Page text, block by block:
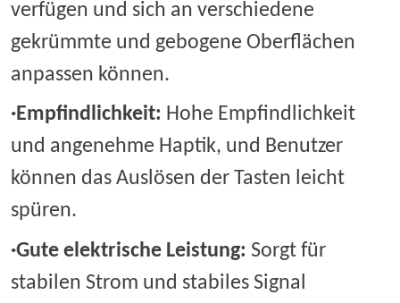
verfügen und sich an verschiedene
gekrümmte und gebogene Oberflächen
anpassen können.
·Empfindlichkeit: Hohe Empfindlichkeit
und angenehme Haptik, und Benutzer
können das Auslösen der Tasten leicht
spüren.
·Gute elektrische Leistung: Sorgt für
stabilen Strom und stabiles Signal